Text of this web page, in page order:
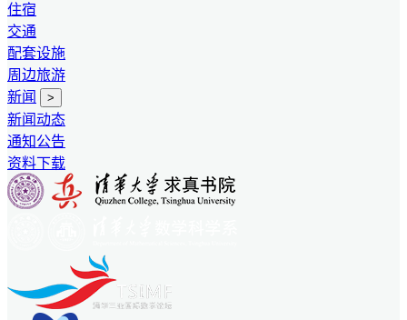
住宿
交通
配套设施
周边旅游
新闻
>
新闻动态
通知公告
资料下载